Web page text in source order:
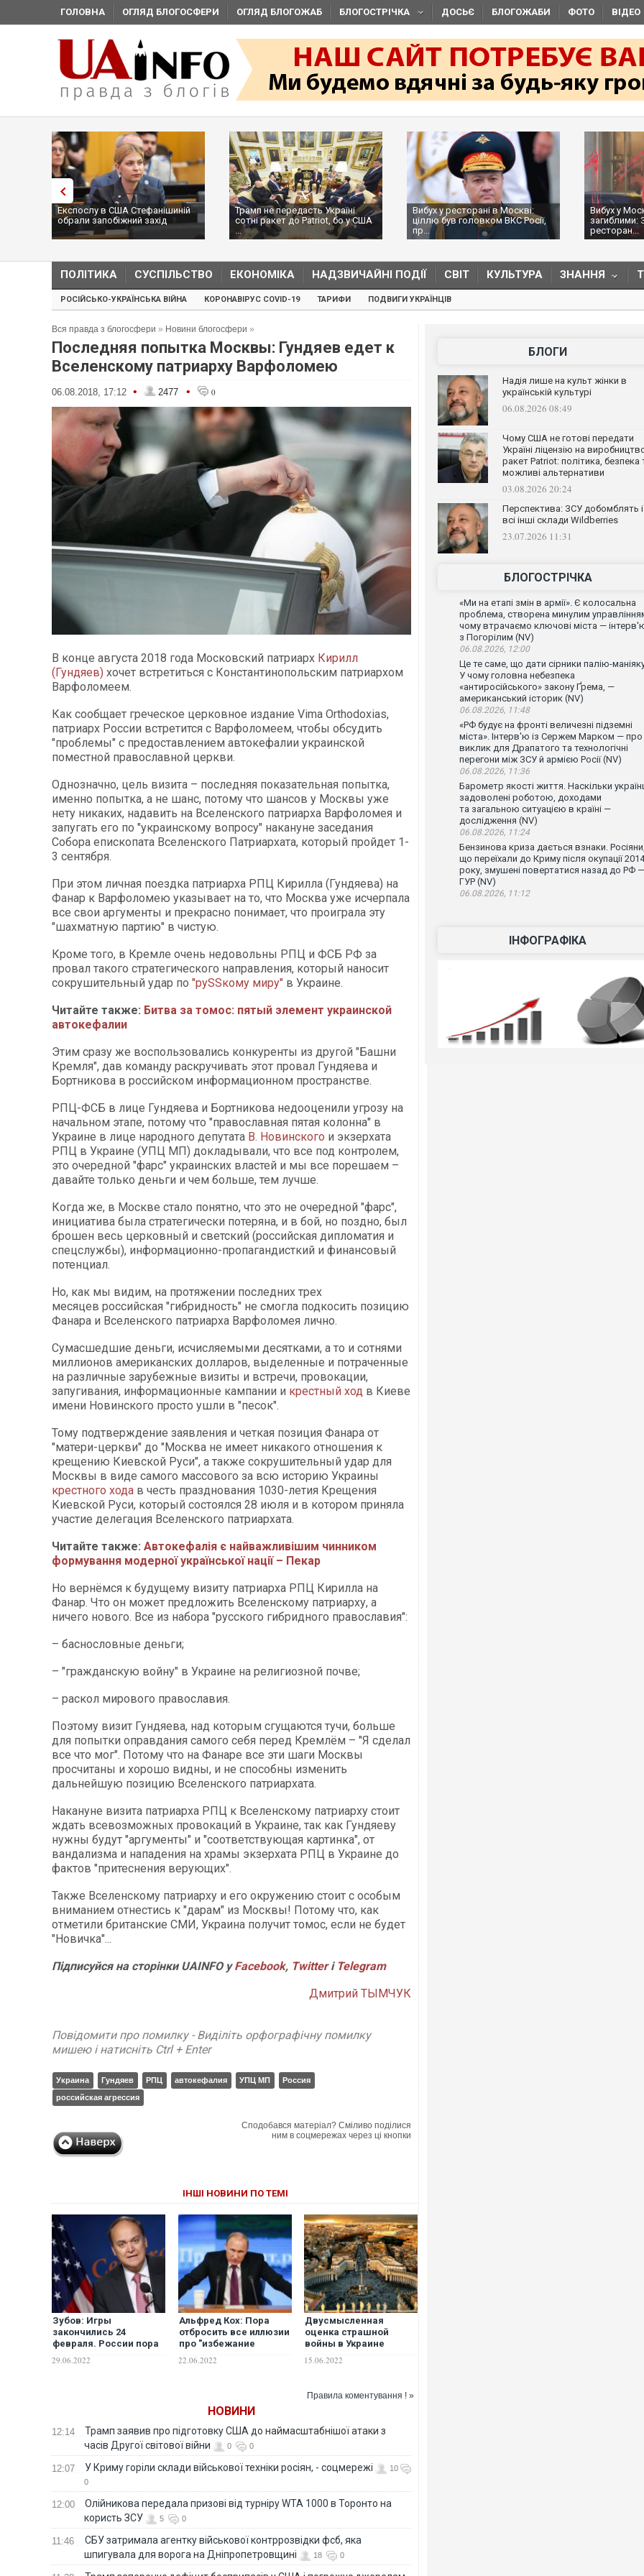
ГОЛОВНА ОГЛЯД БЛОГОСФЕРИ ОГЛЯД БЛОГОЖАБ БЛОГОСТРІЧКА ДОСЬЄ БЛОГОЖАБИ ФОТО ВІДЕО
Експослу в США Стефанішиній
обрали запобіжний захід
Трамп не передасть Україні
сотні ракет до Patriot, бо у США
...
Вибух у ресторані в Москві:
ціллю був головком ВКС Росії,
пр...
Вибух у
загиблими:
ресторан...
ПОЛІТИКА СУСПІЛЬСТВО ЕКОНОМІКА НАДЗВИЧАЙНІ ПОДІЇ СВІТ КУЛЬТУРА ЗНАННЯ
РОСІЙСЬКО-УКРАЇНСЬКА ВІЙНА КОРОНАВІРУС COVID-19 ТАРИФИ ПОДВИГИ УКРАЇНЦІВ
Вся правда з блогосфери » Новини блогосфери »
Последняя попытка Москвы: Гундяев едет к
Вселенскому патриарху Варфоломею
06.08.2018, 17:12 • 2477 • 0
В конце августа 2018 года Московский патриарх Кирилл
(Гундяев) хочет встретиться с Константинопольским патриархом
Варфоломеем.
Как сообщает греческое церковное издание Vima Orthodoxias,
патриарх России встретится с Варфоломеем, чтобы обсудить
"проблемы" с предоставлением автокефалии украинской
поместной православной церкви.
Однозначно, цель визита – последняя показательная попытка,
именно попытка, а не шанс, потому что шансов у Москвы уже
нету никаких, надавить на Вселенского патриарха Варфоломея и
запугать его по "украинскому вопросу" накануне заседания
Собора епископата Вселенского Патриархата, который пройдет 1-
3 сентября.
При этом личная поездка патриарха РПЦ Кирилла (Гундяева) на
Фанар к Варфоломею указывает на то, что Москва уже исчерпала
все свои аргументы и прекрасно понимает, что проиграла эту
"шахматную партию" в чистую.
Кроме того, в Кремле очень недовольны РПЦ и ФСБ РФ за
провал такого стратегического направления, который наносит
сокрушительный удар по "руSSкому миру" в Украине.
Читайте также: Битва за томос: пятый элемент украинской
автокефалии
Этим сразу же воспользовались конкуренты из другой "Башни
Кремля", дав команду раскручивать этот провал Гундяева и
Бортникова в российском информационном пространстве.
РПЦ-ФСБ в лице Гундяева и Бортникова недооценили угрозу на
начальном этапе, потому что "православная пятая колонна" в
Украине в лице народного депутата В. Новинского и экзерхата
РПЦ в Украине (УПЦ МП) докладывали, что все под контролем,
это очередной "фарс" украинских властей и мы все порешаем –
давайте только деньги и чем больше, тем лучше.
Когда же, в Москве стало понятно, что это не очередной "фарс",
инициатива была стратегически потеряна, и в бой, но поздно, был
брошен весь церковный и светский (российская дипломатия и
спецслужбы), информационно-пропагандисткий и финансовый
потенциал.
Но, как мы видим, на протяжении последних трех
месяцев российская "гибридность" не смогла подкосить позицию
Фанара и Вселенского патриарха Варфоломея лично.
Сумасшедшие деньги, исчисляемыми десятками, а то и сотнями
миллионов американских долларов, выделенные и потраченные
на различные зарубежные визиты и встречи, провокации,
запугивания, информационные кампании и крестный ход в Киеве
имени Новинского просто ушли в "песок".
Тому подтверждение заявления и четкая позиция Фанара от
"матери-церкви" до "Москва не имеет никакого отношения к
крещению Киевской Руси", а также сокрушительный удар для
Москвы в виде самого массового за всю историю Украины
крестного хода в честь празднования 1030-летия Крещения
Киевской Руси, который состоялся 28 июля и в котором приняла
участие делегация Вселенского патриархата.
Читайте также: Автокефалія є найважливішим чинником
формування модерної української нації – Пекар
Но вернёмся к будущему визиту патриарха РПЦ Кирилла на
Фанар. Что он может предложить Вселенскому патриарху, а
ничего нового. Все из набора "русского гибридного православия":
– баснословные деньги;
– "гражданскую войну" в Украине на религиозной почве;
– раскол мирового православия.
Поэтому визит Гундяева, над которым сгущаются тучи, больше
для попытки оправдания самого себя перед Кремлём – "Я сделал
все что мог". Потому что на Фанаре все эти шаги Москвы
просчитаны и хорошо видны, и не способны изменить
дальнейшую позицию Вселенского патриархата.
Накануне визита патриарха РПЦ к Вселенскому патриарху стоит
ждать всевозможных провокаций в Украине, так как Гундяеву
нужны будут "аргументы" и "соответствующая картинка", от
вандализма и нападения на храмы экзерхата РПЦ в Украине до
фактов "притеснения верующих".
Также Вселенскому патриарху и его окружению стоит с особым
вниманием отнестись к "дарам" из Москвы! Потому что, как
отметили британские СМИ, Украина получит томос, если не будет
"Новичка"...
Підписуйся на сторінки UAINFO уFacebook, Twitter і Telegram
Дмитрий ТЫМЧУК
Повідомити про помилку - Виділіть орфографічну помилку
мишею і натисніть Ctrl + Enter
Украина Гундяев РПЦ автокефалия УПЦ МП
Россия
российская агрессия
Сподобався матеріал? Сміливо поділися
ним в соцмережах через ці кнопки
ІНШІ НОВИНИ ПО ТЕМІ
Зубов: Игры
закончились 24
февраля. России пора
29.06.2022
Альфред Кох: Пора
отбросить все иллюзии
про "избежание
Путин уже давно
22.06.2022
Двусмысленная
оценка страшной
войны в Украине
для Ватикана. Можно
агрессию Гитлера, –
15.06.2022
Правила коментування ! »
НОВИНИ
12:14
Трамп заявив про підготовку США до наймасштабнішої атаки з
часів Другої світової війни
0 0
12:07 У Криму горіли склади військової техніки росіян, - соцмережі
10
0
12:00
Олійникова передала призові від турніру WTA 1000 в Торонто на
користь ЗСУ
5 0
11:46
СБУ затримала агентку військової контррозвідки фсб, яка
шпигувала для ворога на Дніпропетровщині
18 0
БЛОГИ
Надія лише на культ жінки в
українській культурі
06.08.2026 08:49
Чому США не готові передати
Україні ліцензію на
ракет Patriot: політика, безпека
можливі альтернативи
03.08.2026 20:24
Перспектива: ЗСУ добомблять і
всі інші склади Wildberries
23.07.2026 11:31
БЛОГОСТРІЧКА
«Ми на етапі змін в армії». Є колосальна
проблема, створена минулим
чому втрачаємо ключові міста —
з Погорілим (NV)
06.08.2026, 12:00
Це те саме, що дати сірники палію-
У чому головна небезпека
«антиросійського» закону Ґрема, —
американський історик (NV)
06.08.2026, 11:48
«РФ будує на фронті величезні підземні
міста». Інтерв'ю із Сержем Марком — про
виклик для Драпатого та технологічні
перегони між ЗСУ й армією Росії (NV)
06.08.2026, 11:36
Барометр якості життя. Наскільки
задоволені роботою, доходами
та загальною ситуацією в країні —
дослідження (NV)
06.08.2026, 11:24
Бензинова криза дається взнаки. Росіяни,
що переїхали до Криму після окупації 2014
року, змушені повертатися назад до РФ —
ГУР (NV)
06.08.2026, 11:12
ІНФОГРАФІКА